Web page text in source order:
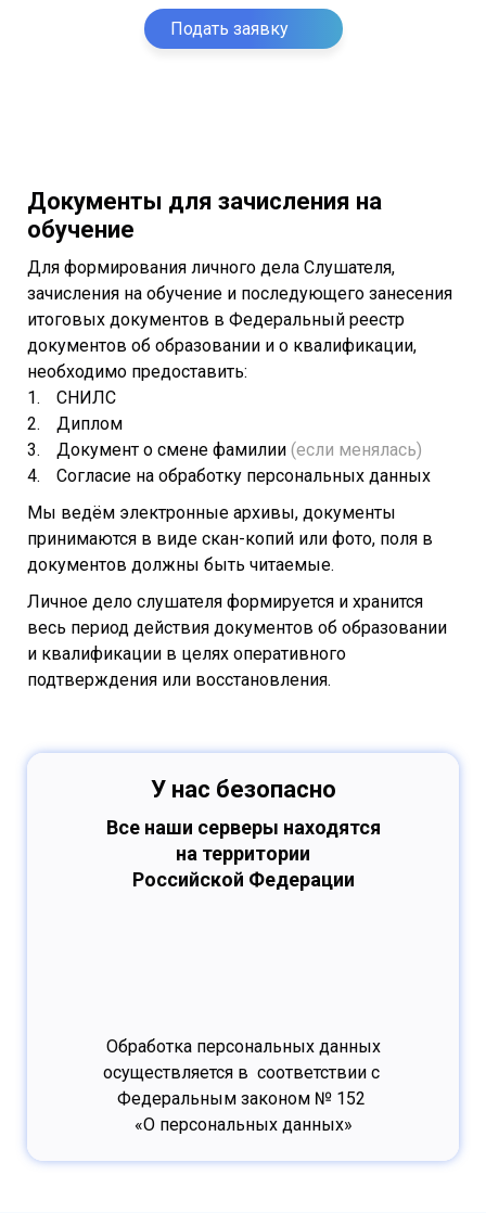
Подать заявку
Документы для зачисления на
обучение
Для формирования личного дела Слушателя,
зачисления на обучение и последующего занесения
итоговых документов в Федеральный реестр
документов об образовании и о квалификации,
необходимо предоставить:
СНИЛС
Диплом
Документ о смене фамилии (если менялась)
Согласие на обработку персональных данных
Мы ведём электронные архивы, документы
принимаются в виде скан-копий или фото, поля в
документов должны быть читаемые.
Личное дело слушателя формируется и хранится
весь период действия документов об образовании
и квалификации в целях оперативного
подтверждения или восстановления.
У нас безопасно
Все наши серверы находятся
на территории
Российской Федерации
Обработка персональных данных
осуществляется в соответствии с
Федеральным законом № 152
«О персональных данных»